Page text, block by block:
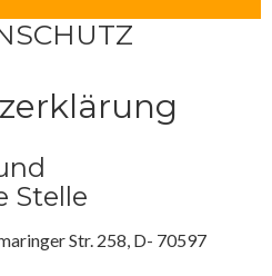
Stelle
Str. 258, D- 70597